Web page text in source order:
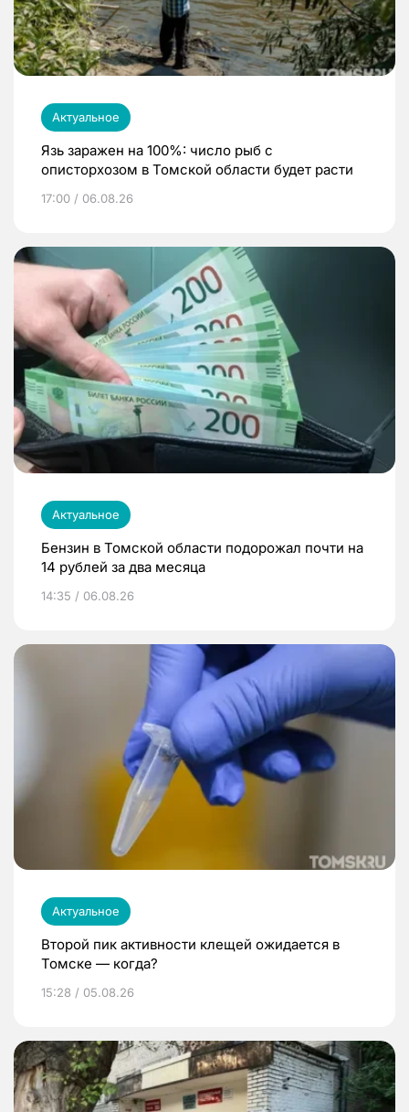
Актуальное
Язь заражен на 100%: число рыб с
описторхозом в Томской области будет расти
17:00 / 06.08.26
Актуальное
Бензин в Томской области подорожал почти на
14 рублей за два месяца
14:35 / 06.08.26
Актуальное
Второй пик активности клещей ожидается в
Томске — когда?
15:28 / 05.08.26